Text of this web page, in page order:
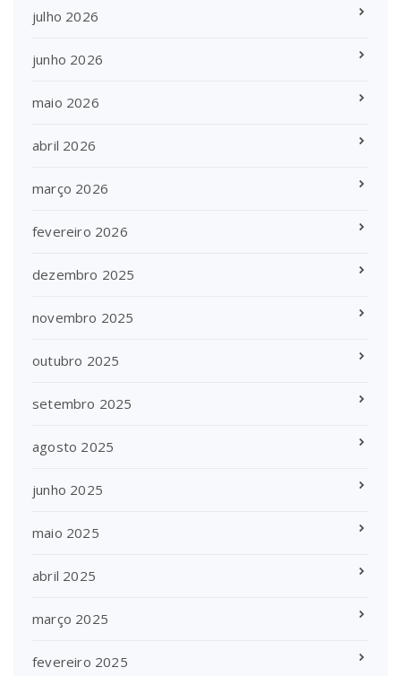
julho 2026
junho 2026
maio 2026
abril 2026
março 2026
fevereiro 2026
dezembro 2025
novembro 2025
outubro 2025
setembro 2025
agosto 2025
junho 2025
maio 2025
abril 2025
março 2025
fevereiro 2025